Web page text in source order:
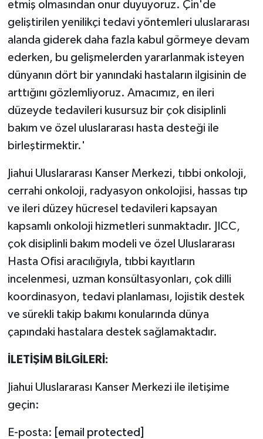
etmiş olmasından onur duyuyoruz. Çin'de
geliştirilen yenilikçi tedavi yöntemleri uluslararası
alanda giderek daha fazla kabul görmeye devam
ederken, bu gelişmelerden yararlanmak isteyen
dünyanın dört bir yanındaki hastaların ilgisinin de
arttığını gözlemliyoruz. Amacımız, en ileri
düzeyde tedavileri kusursuz bir çok disiplinli
bakım ve özel uluslararası hasta desteği ile
birleştirmektir.'
Jiahui Uluslararası Kanser Merkezi, tıbbi onkoloji,
cerrahi onkoloji, radyasyon onkolojisi, hassas tıp
ve ileri düzey hücresel tedavileri kapsayan
kapsamlı onkoloji hizmetleri sunmaktadır. JICC,
çok disiplinli bakım modeli ve özel Uluslararası
Hasta Ofisi aracılığıyla, tıbbi kayıtların
incelenmesi, uzman konsültasyonları, çok dilli
koordinasyon, tedavi planlaması, lojistik destek
ve sürekli takip bakımı konularında dünya
çapındaki hastalara destek sağlamaktadır.
İLETİŞİM BİLGİLERİ:
Jiahui Uluslararası Kanser Merkezi ile iletişime
geçin:
E-posta: [email protected]